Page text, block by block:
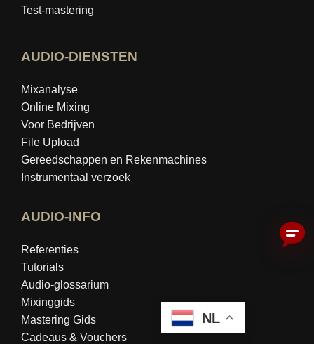
Test-mastering
AUDIO-DIENSTEN
Mixanalyse
Online Mixing
Voor Bedrijven
File Upload
Gereedschappen en Rekenmachines
Instrumentaal verzoek
AUDIO-INFO
Referenties
Tutorials
Audio-glossarium
Mixinggids
Mastering Gids
Cadeaus & Vouchers
NL